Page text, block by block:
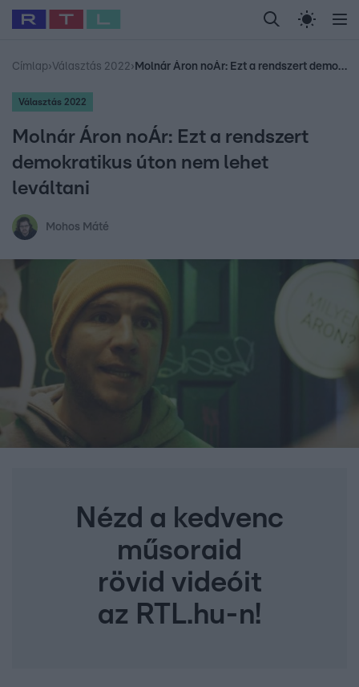
Legfrissebb RTL Híradó Randi Celeb vagyok,
Babits Marcella Most Wanted Gallusz
Címlap›Választás 2022› Molnár Áron noÁr: Ezt a rendszert demokratikus úton nem lehet leváltani
Választás 2022
Molnár Áron noÁr: Ezt a rendszert
demokratikus úton nem lehet
leváltani
Mohos Máté
Nézd a kedvenc
műsoraid
rövid videóit
az RTL.hu-n!